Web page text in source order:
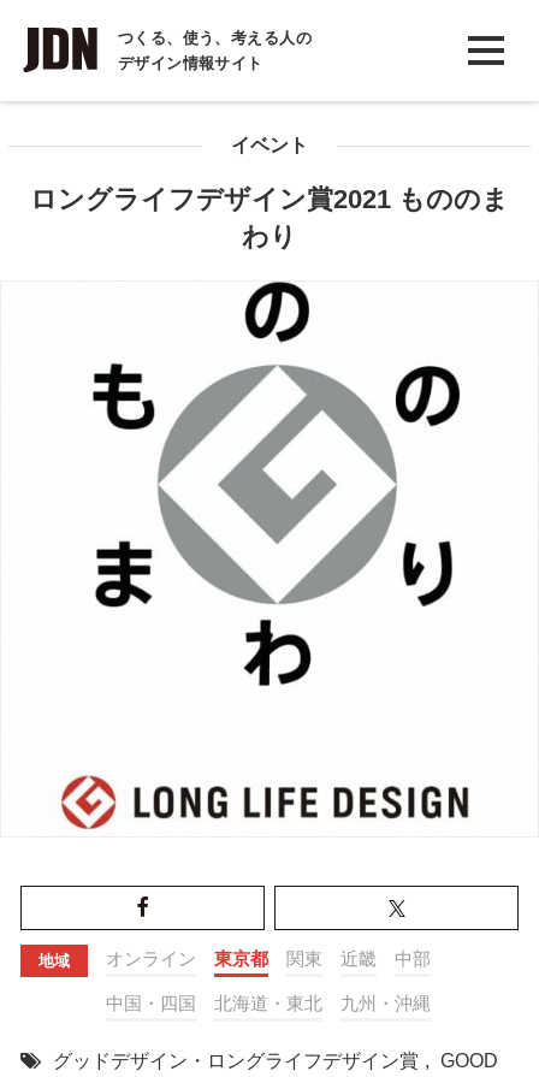
つくる、使う、考える人の
デザイン情報サイト
INTERVIEW
インタビュー
イベント
ロングライフデザイン賞2021 もののま
わり
地域 オンライン 東京都 関東 近畿 中部
中国・四国 北海道・東北 九州・沖縄
グッドデザイン・ロングライフデザイン賞 , GOOD